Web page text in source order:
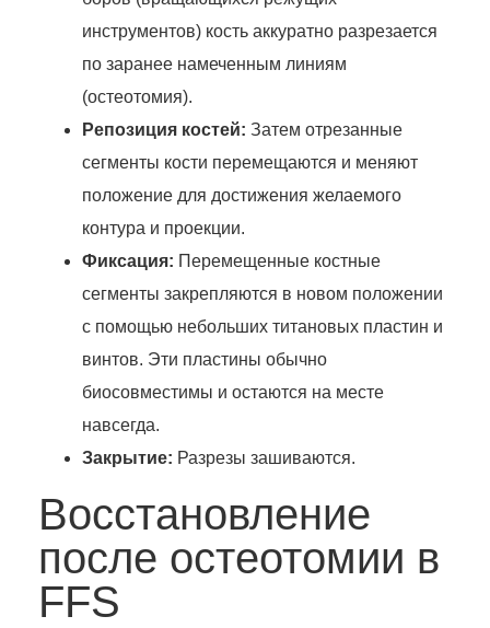
инструментов) кость аккуратно разрезается
по заранее намеченным линиям
(остеотомия).
Репозиция костей: Затем отрезанные
сегменты кости перемещаются и меняют
положение для достижения желаемого
контура и проекции.
Фиксация: Перемещенные костные
сегменты закрепляются в новом положении
с помощью небольших титановых пластин и
винтов. Эти пластины обычно
биосовместимы и остаются на месте
навсегда.
Закрытие: Разрезы зашиваются.
Восстановление
после остеотомии в
FFS